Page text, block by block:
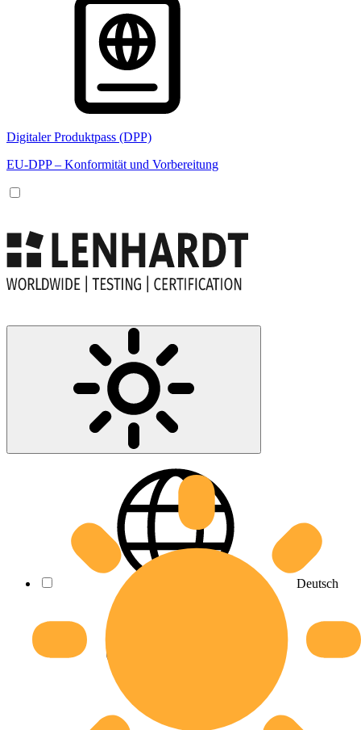
Digitaler Produktpass (DPP)
EU-DPP – Konformität und Vorbereitung
Deutsch